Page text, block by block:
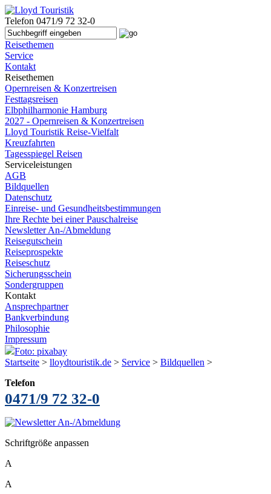
Telefon 0471/9 72 32-0
Reisethemen
Service
Kontakt
Reisethemen
Opernreisen & Konzertreisen
Festtagsreisen
Elbphilharmonie Hamburg
2027 - Opernreisen & Konzertreisen
Lloyd Touristik Reise-Vielfalt
Kreuzfahrten
Tagesspiegel Reisen
Serviceleistungen
AGB
Bildquellen
Datenschutz
Einreise- und Gesundheitsbestimmungen
Ihre Rechte bei einer Pauschalreise
Newsletter An-/Abmeldung
Reisegutschein
Reiseprospekte
Reiseschutz
Sicherungsschein
Sondergruppen
Kontakt
Ansprechpartner
Bankverbindung
Philosophie
Impressum
Foto: pixabay
Startseite > lloydtouristik.de > Service > Bildquellen >
Telefon
0471/9 72 32-0
Schriftgröße anpassen
A
A